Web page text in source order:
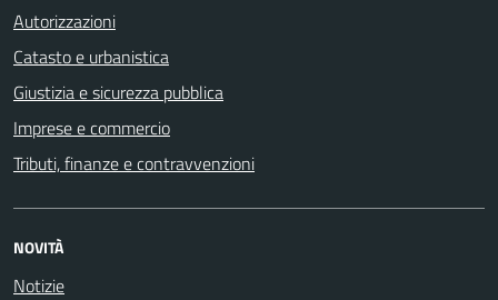
Autorizzazioni
Catasto e urbanistica
Giustizia e sicurezza pubblica
Imprese e commercio
Tributi, finanze e contravvenzioni
NOVITÀ
Notizie